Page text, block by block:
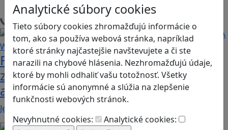
Analytické súbory cookies
Tieto súbory cookies zhromažďujú informácie o
tom, ako sa používa webová stránka, napríklad
ktoré stránky najčastejšie navštevujete a či ste
narazili na chybové hlásenia. Nezhromažďujú údaje,
ktoré by mohli odhaliť vašu totožnosť. Všetky
informácie sú anonymné a slúžia na zlepšenie
funkčnosti webových stránok.
Nevyhnutné cookies:
Analytické cookies:
Načítam blogy
Fotografujte zvieratká, aby ste
zachránili ostrov v Alba: A Wildlife
adventure
Jednoduchá hra, vhodná pre kohokoľvek z rodiny,…